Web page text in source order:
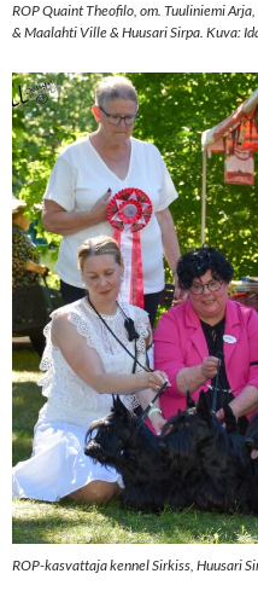
ROP Quaint Theofilo, om. Tuuliniemi
& Maalahti Ville & Huusari Sirpa. Kuva:
ROP-kasvattaja kennel Sirkiss, Huusari